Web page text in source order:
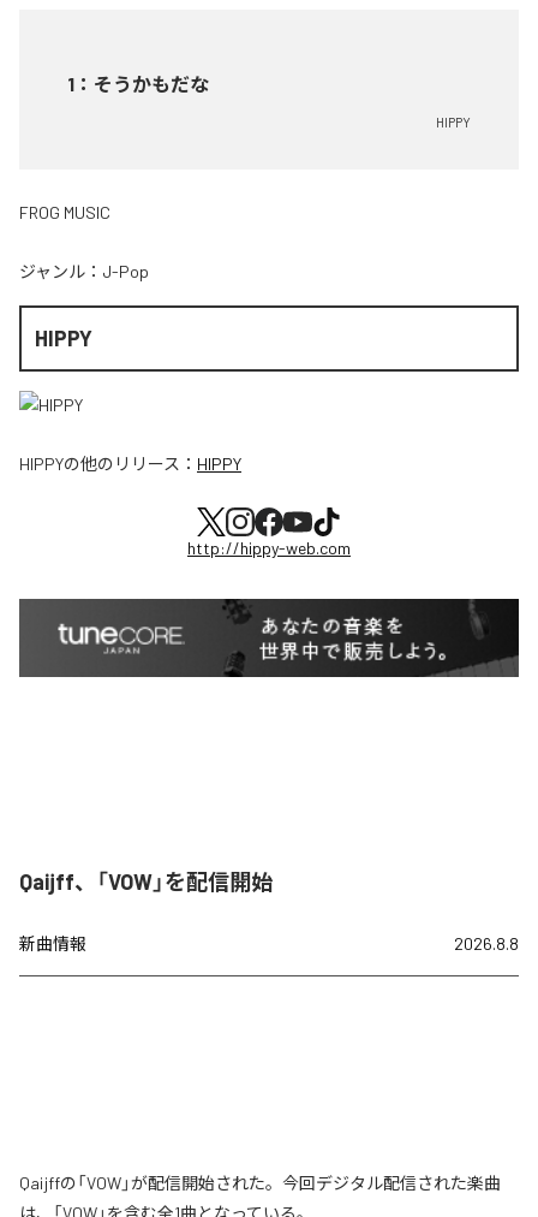
1 ： そうかもだな
HIPPY
FROG MUSIC
ジャンル： J-Pop
HIPPY
HIPPYの他のリリース： HIPPY
http://hippy-web.com
Qaijff、「VOW」を配信開始
新曲情報 2026.8.8
Qaijffの「VOW」が配信開始された。今回デジタル配信された楽曲
は、「VOW」を含む全1曲となっている。